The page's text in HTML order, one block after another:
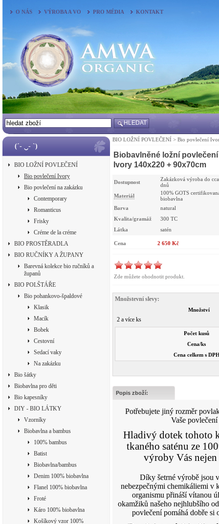
O NÁS VÝROBA A VO PRO MÉDIA KONTAKT
HLEDAT
(´- ‿- `)
BIO LOŽNÍ POVLEČENÍ
Bio povlečení Ivory
Bio povlečení na zakázku
Contemporary
Romanticus
Frisky
Créme de la créme
BIO PROSTĚRADLA
BIO RUČNÍKY A ŽUPANY
Barevná kolekce bio ručníků a
županů
BIO POLŠTÁŘE
Bio pohankovo-špaldové
Klasik
Macík
Bobek
Cestovní
Sedací vaky
Na zakázku
Bio šátky
Biobavlna pro děti
Bio kapesníky
DIY - BIO LÁTKY
Vzorníky
Biobavlna a bambus
100% bambus
Batist
Biobavlna/bambus
Denim 100% biobavlna
Flanel 100% biobavlna
Froté
Káro 100% biobavlna
Košíkový vzor 100%
BIO LOŽNÍ POVLEČENÍ > Bio povlečení
Biobavlněné ložní povlečení
Ivory 140x220 + 90x70cm
Dostupnost
Zakázková výroba do
dnů
Materiál
100% GOTS
biobavlna
Barva
natural
Kvalita/gramáž
300 TC
Látka
satén
Cena 2 650 Kč
Zde můžete ohodnotit produkt.
Množstevní slevy:
Množství
2 a více ks
Počet kusů
Cena/ks
Cena celkem s
Popis zboží:
Potřebujete jiný rozměr
Vaše
Hladivý dotek tohoto
tkaného saténu ze
výroby Vás nejen
Díky šetrné výrobě jsou
nebezpečnými chemikáliemi v
organismu přináší vítanou
okamžiků našeho nejhlubšího
povlečení pomáhá dobře si